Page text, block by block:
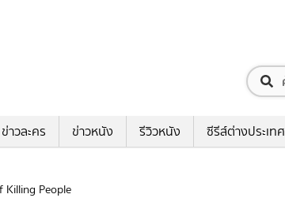
ข่าวละคร ข่าวหนัง รีวิวหนัง ซีรีส์ต่างประเทศ
People